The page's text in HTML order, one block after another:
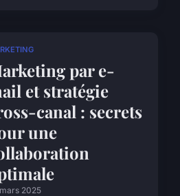
par e-
et stratégie
canal : secrets
une
2025